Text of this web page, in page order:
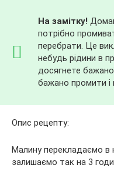
На замітку!
потрібно
перебрати. Це
небудь рідини в
досягнете
бажано промити і
Опис рецепту:
Малину перекладаємо в
залишаємо так на 3